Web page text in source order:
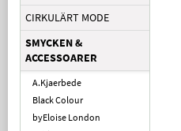
CIRKULÄRT MODE
SMYCKEN &
ACCESSOARER
A.Kjaerbede
Black Colour
byEloise London